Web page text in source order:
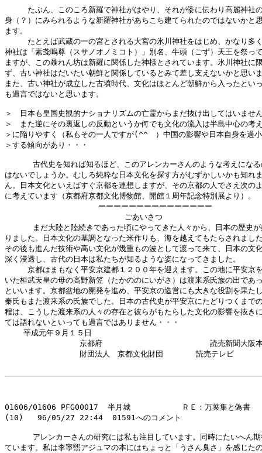
たぶん、このころ新羅で神社がはやり、それが倭に伝わり高麗神社
身（？）にみられるような新羅神社があちこち建てられたのではないかと
ます。
たとえば武蔵の一の宮とされる大宮の氷川神社をはじめ、かなり多
神社は「素戔嗚尊（スサノオノミコト）」別名、牛頭（ごず）天王を祭っ
ますが、この暴れん坊は新羅に関係した神様とされています。氷川神社に
ず、古い神社はだいたい朝鮮と関係しているとみて差し支えないかと思い
また、古い神社が成立した古墳時代、文化はほとんど朝鮮から入ったとい
も過言ではないと思います。
＞　日本も皇国史観的ナショナリズムの亡霊からまだ抜け出してはいませ
＞　また逆にその裏返しの反動というか何でも文化の流入は半島中心の考
＞に陥りやすく（私もその一人ですが(^^ゞ）中国の影響や日本自身を過
＞する傾向があり・・・
古代史を知れば知るほど、このアレンカーさんのような考えにな
はないでしょうか。むしろ純粋な日本文化を探す方がむずかしいかも知れ
ん。日本文化といえばすぐ京都を連想しますが、その京都の人でさえ次の
に考えています（京都府京都文化博物館、開館１周年記念特別展より）。
                    ーーーーーーーーーーーーーーー
                        　ごあいさつ
まだ大陸と陸続きであった頃にやってきた人々から、日本の歴史
りました。日本文化の基調となった米作りも、海を越えてもたらされまし
その後も進んだ技術や高い文化が幾重もの波として渡って来て、日本の文
深く浸透し、古代の日本は私たちが知るような姿になってきました。
京都はまもなく平安京建都１２００年を迎えます。この地に平安京
いた桓武天皇の母の高野新笠（たかののにいがさ）は渡来系氏族の出であ
といいます。京都盆地の開発を進め、平安京の造営にも大きな役割を果た
秦氏もまた渡来系の氏族でした。日本の古代史が平安京にたどりつくまで
程は、こうした渡来系の人々の存在と彼らがもたらした文化の影響を抜き
ては語れないといっても過言ではありません・・・
    平成元年９月１５日
京都府                       読売新聞大阪
                財団法人　京都文化財団       読売テレビ
01606/01606 PFG00017  半月城           ＲＥ：万葉集と偽書
(10)   96/05/27 22:44  01591へのコメント
アレンカーさんの研究には私も注目しています。同時にたいへん
ています。私は李寧煕アジュマの本にはちょっと「うさん臭さ」を感じた